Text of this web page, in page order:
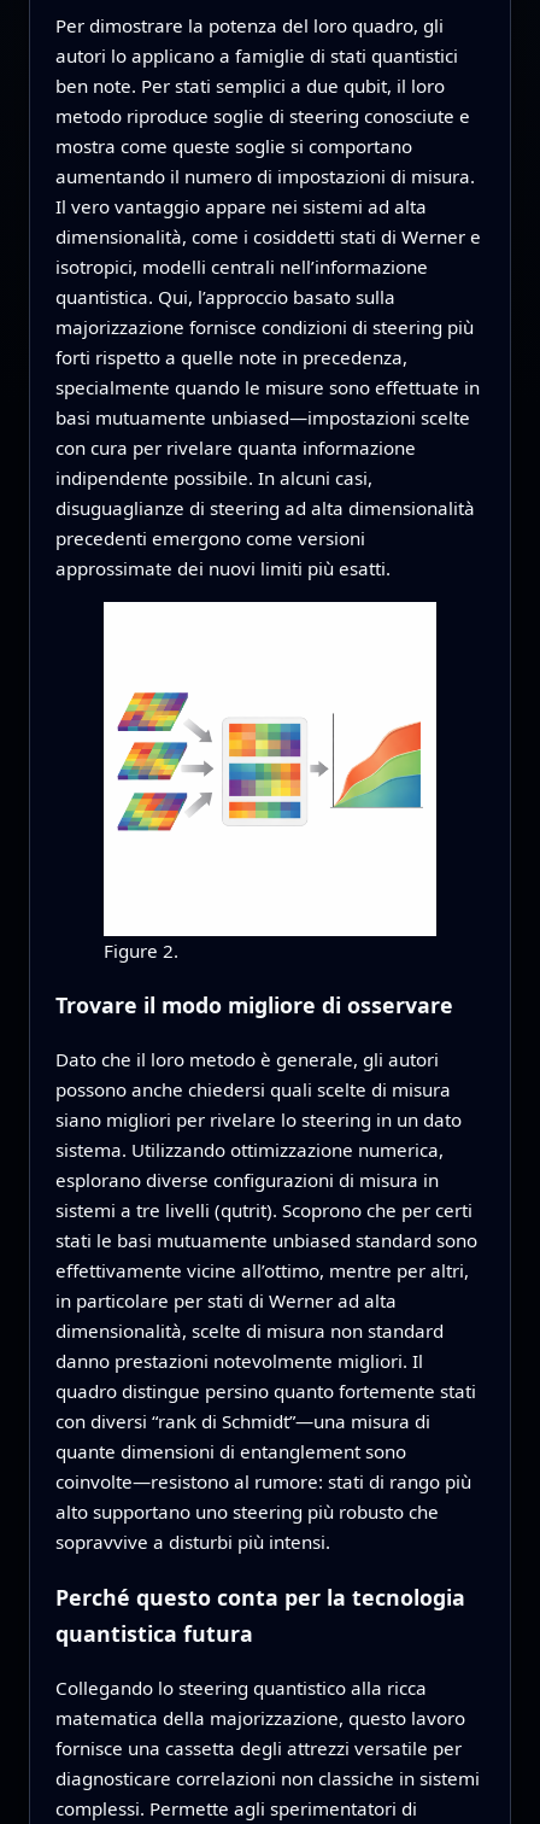
Per dimostrare la potenza del loro quadro, gli
autori lo applicano a famiglie di stati quantistici
ben note. Per stati semplici a due qubit, il loro
metodo riproduce soglie di steering conosciute e
mostra come queste soglie si comportano
aumentando il numero di impostazioni di misura.
Il vero vantaggio appare nei sistemi ad alta
dimensionalità, come i cosiddetti stati di Werner e
isotropici, modelli centrali nell’informazione
quantistica. Qui, l’approccio basato sulla
majorizzazione fornisce condizioni di steering più
forti rispetto a quelle note in precedenza,
specialmente quando le misure sono effettuate in
basi mutuamente unbiased—impostazioni scelte
con cura per rivelare quanta informazione
indipendente possibile. In alcuni casi,
disuguaglianze di steering ad alta dimensionalità
precedenti emergono come versioni
approssimate dei nuovi limiti più esatti.
Figure 2.
Trovare il modo migliore di osservare
Dato che il loro metodo è generale, gli autori
possono anche chiedersi quali scelte di misura
siano migliori per rivelare lo steering in un dato
sistema. Utilizzando ottimizzazione numerica,
esplorano diverse configurazioni di misura in
sistemi a tre livelli (qutrit). Scoprono che per certi
stati le basi mutuamente unbiased standard sono
effettivamente vicine all’ottimo, mentre per altri,
in particolare per stati di Werner ad alta
dimensionalità, scelte di misura non standard
danno prestazioni notevolmente migliori. Il
quadro distingue persino quanto fortemente stati
con diversi “rank di Schmidt”—una misura di
quante dimensioni di entanglement sono
coinvolte—resistono al rumore: stati di rango più
alto supportano uno steering più robusto che
sopravvive a disturbi più intensi.
Perché questo conta per la tecnologia
quantistica futura
Collegando lo steering quantistico alla ricca
matematica della majorizzazione, questo lavoro
fornisce una cassetta degli attrezzi versatile per
diagnosticare correlazioni non classiche in sistemi
complessi. Permette agli sperimentatori di